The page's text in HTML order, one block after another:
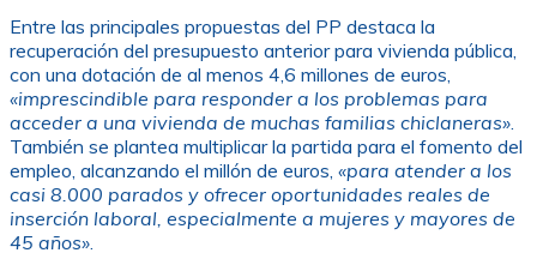
Entre las principales propuestas del PP destaca la
recuperación del presupuesto anterior para vivienda pública,
con una dotación de al menos 4,6 millones de euros,
«imprescindible para responder a los problemas para
acceder a una vivienda de muchas familias chiclaneras»
También se plantea multiplicar la partida para el fomento del
empleo, alcanzando el millón de euros, «para atender a los
casi 8.000 parados y ofrecer oportunidades reales de
inserción laboral, especialmente a mujeres y mayores de
45 años»